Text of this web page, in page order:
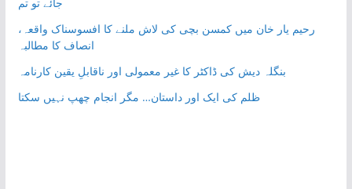
جائے تو تم
رحیم یار خان میں کمسن بچی کی لاش ملنے کا افسوسناک واقعہ،
انصاف کا مطالبہ
بنگلہ دیش کی ڈاکٹر کا غیر معمولی اور ناقابلِ یقین کارنامہ
ظلم کی ایک اور داستان… مگر انجام چھپ نہیں سکتا